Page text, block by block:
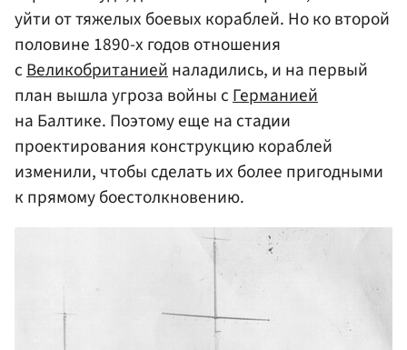
уйти от тяжелых боевых кораблей. Но ко второй
половине 1890-х годов отношения
сВеликобританиейналадились, и на первый
план вышла угроза войны сГерманией
на Балтике. Поэтому еще на стадии
проектирования конструкцию кораблей
изменили, чтобы сделать их более пригодными
к прямому боестолкновению.